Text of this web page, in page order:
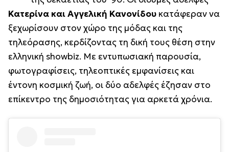
Κατερίνα και Αγγελική Κανονίδου κατάφεραν να
ξεχωρίσουν στον χώρο της μόδας και της
τηλεόρασης, κερδίζοντας τη δική τους θέση στην
ελληνική showbiz. Με εντυπωσιακή παρουσία,
φωτογραφίσεις, τηλεοπτικές εμφανίσεις και
έντονη κοσμική ζωή, οι δύο αδελφές έζησαν στο
επίκεντρο της δημοσιότητας για αρκετά χρόνια.